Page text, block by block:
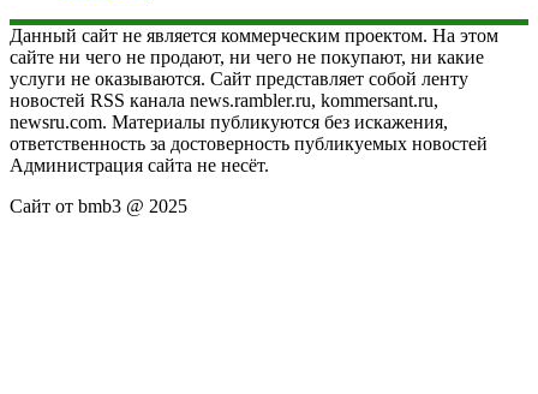
Данный сайт не является коммерческим проектом. На этом
сайте ни чего не продают, ни чего не покупают, ни какие
услуги не оказываются. Сайт представляет собой ленту
новостей RSS канала news.rambler.ru, kommersant.ru,
newsru.com. Материалы публикуются без искажения,
ответственность за достоверность публикуемых новостей
Администрация сайта не несёт.
Сайт от bmb3 @ 2025